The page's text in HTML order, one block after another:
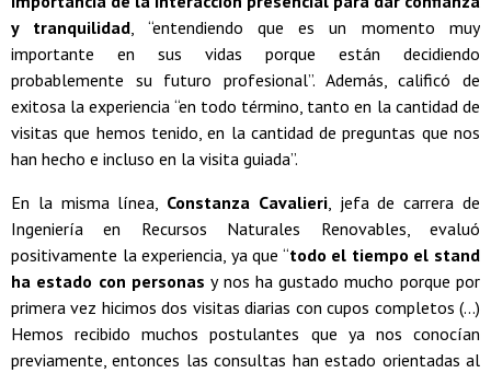
y tranquilidad , “entendiendo que es un momento muy
importante en sus vidas porque están decidiendo
probablemente su futuro profesional”. Además, calificó de
exitosa la experiencia “en todo término, tanto en la cantidad de
visitas que hemos tenido, en la cantidad de preguntas que nos
han hecho e incluso en la visita guiada”.
En la misma línea, Constanza Cavalieri, jefa de carrera de
Ingeniería en Recursos Naturales Renovables, evaluó
positivamente la experiencia, ya que “todo el tiempo el stand
ha estado con personas y nos ha gustado mucho porque por
primera vez hicimos dos visitas diarias con cupos completos (...)
Hemos recibido muchos postulantes que ya nos conocían
previamente, entonces las consultas han estado orientadas al